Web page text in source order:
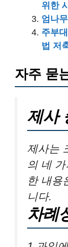
위한
엄나
주부
법 저
자주 묻
제사
제사는
의 네
한 내용
니다.
차례